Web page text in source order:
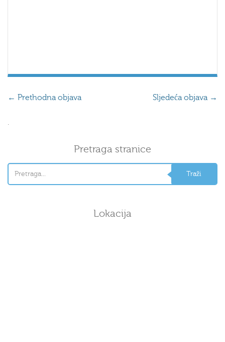
← Prethodna objava Sljedeća objava →
.
Pretraga stranice
Lokacija